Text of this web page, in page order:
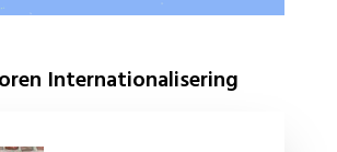
Internationalisering